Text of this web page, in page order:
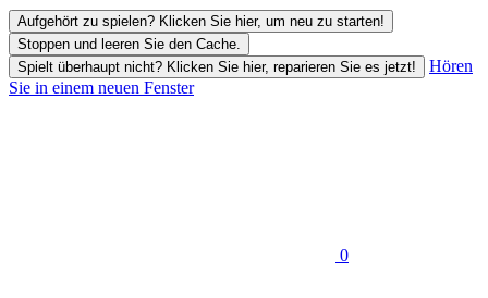
Aufgehört zu spielen? Klicken Sie hier, um neu zu starten!
Stoppen und leeren Sie den Cache.
Spielt überhaupt nicht? Klicken Sie hier, reparieren Sie es jetzt!
Hören
Sie in einem neuen Fenster
0